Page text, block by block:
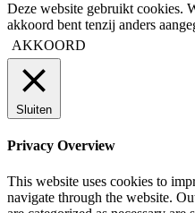
Deze website gebruikt cookies.
akkoord bent tenzij anders
AKKOORD
Sluiten
Privacy Overview
This website uses cookies to
navigate through the website.